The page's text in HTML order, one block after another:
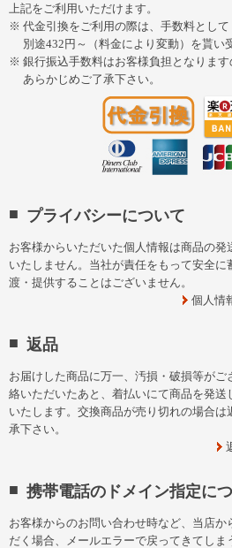
上記をご利用いただけます。
代金引換をご利用の際は、手数料として
別途432円～（料金により変動）を貰い
銀行振込手数料はお客様負担となります
あらかじめご了承下さい。
プライバシーについて
お客様からいただいた個人情報は商品の発
いたしません。当社が責任をもって安全
渡・提供することはございません。
個人情
返品
お届けした商品に万一、汚損・破損等が
絡いただいたあと、着払いにて商品を発送
いたします。交換商品が売り切れの場合は
承下さい。
携帯電話のドメイン指定に
お客様からのお問い合わせ時など、当店
だく場合、メールエラーで戻ってきてし